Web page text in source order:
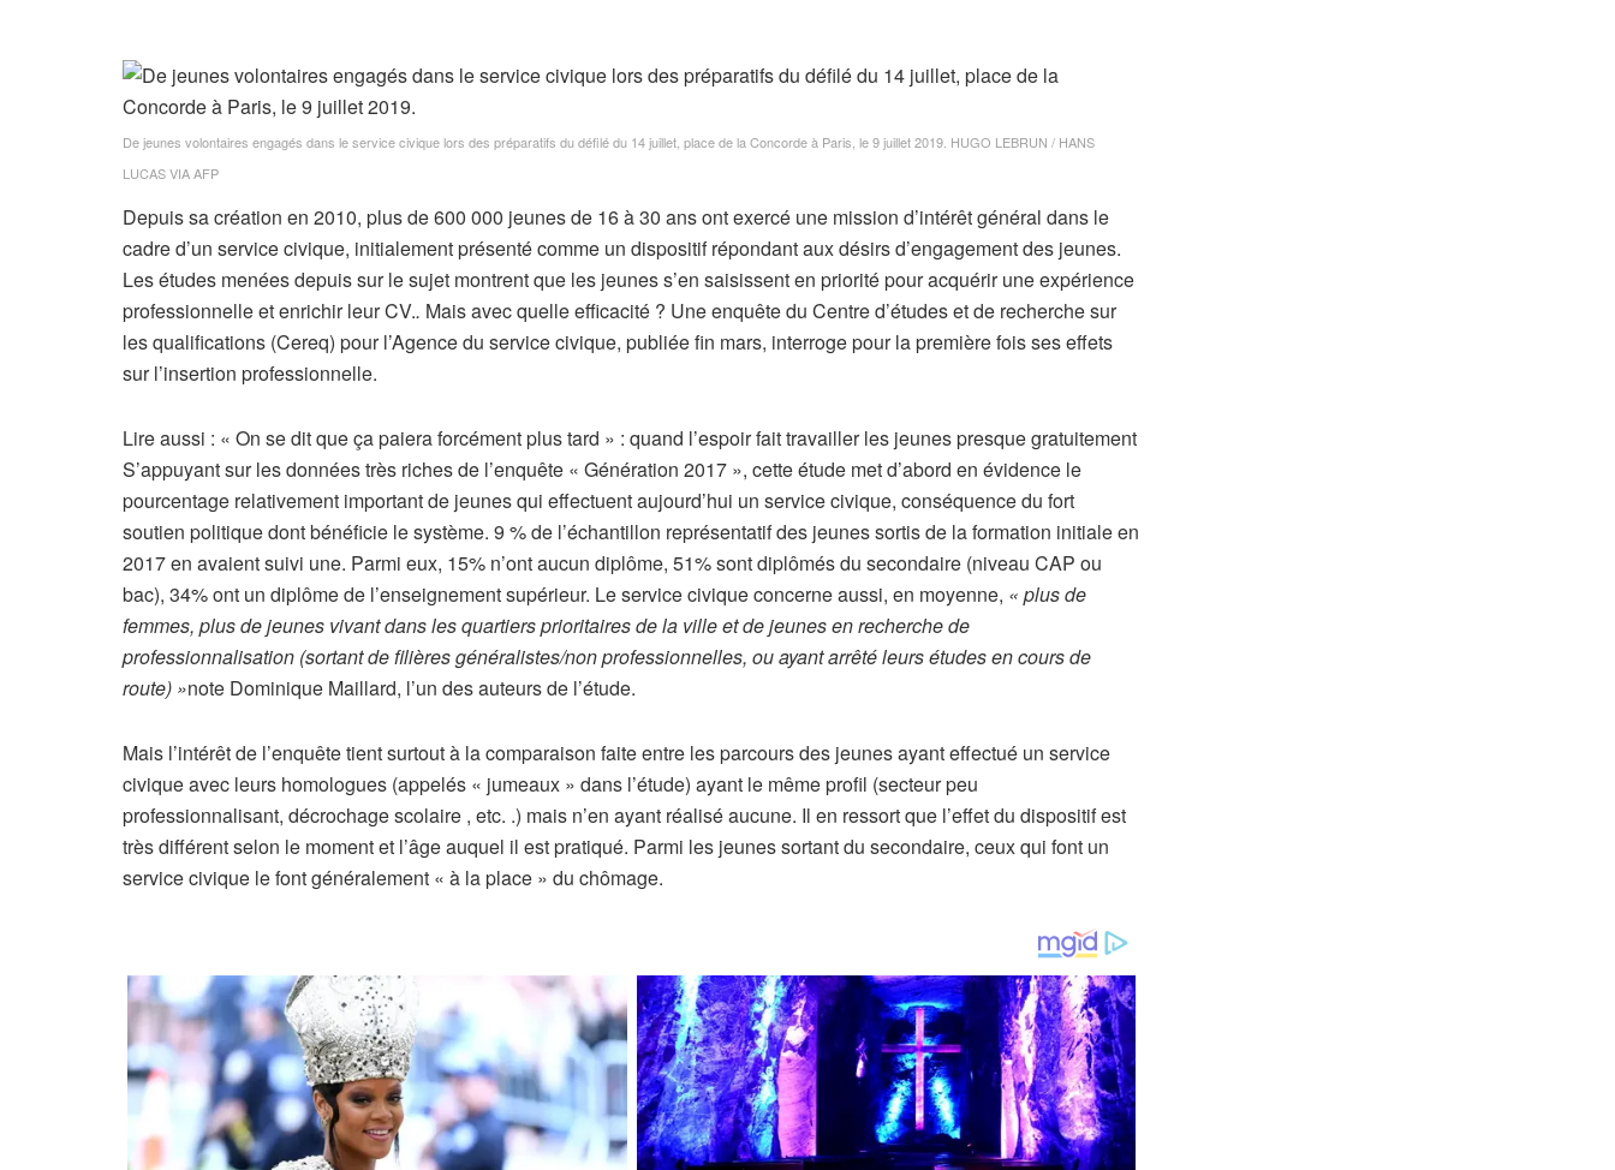
De jeunes volontaires engagés dans le service civique lors des préparatifs du défilé du 14 juillet, place de la Concorde à Paris, le 9 juillet 2019. HUGO LEBRUN / HANS
LUCAS VIA AFP
Depuis sa création en 2010, plus de 600 000 jeunes de 16 à 30 ans ont exercé une mission d’intérêt général dans le
cadre d’un service civique, initialement présenté comme un dispositif répondant aux désirs d’engagement des jeunes.
Les études menées depuis sur le sujet montrent que les jeunes s’en saisissent en priorité pour acquérir une expérience
professionnelle et enrichir leur CV.. Mais avec quelle efficacité ? Une enquête du Centre d’études et de recherche sur
les qualifications (Cereq) pour l’Agence du service civique, publiée fin mars, interroge pour la première fois ses effets
sur l’insertion professionnelle.
Lire aussi : A
r
t
i
c
l
e
r
é
e
r
v
é
à
a
b
o
n
n
é
« On se dit que ça paiera forcément plus tard » : quand l’espoir fait travailler les jeunes presque gratuitement
S’appuyant sur les données très riches de l’enquête « Génération 2017 », cette étude met d’abord en évidence le
pourcentage relativement important de jeunes qui effectuent aujourd’hui un service civique, conséquence du fort
soutien politique dont bénéficie le système. 9 % de l’échantillon représentatif des jeunes sortis de la formation initiale en
2017 en avaient suivi une. Parmi eux, 15% n’ont aucun diplôme, 51% sont diplômés du secondaire (niveau CAP ou
bac), 34% ont un diplôme de l’enseignement supérieur. Le service civique concerne aussi, en moyenne, « plus de
femmes, plus de jeunes vivant dans les quartiers prioritaires de la ville et de jeunes en recherche de
professionnalisation (sortant de filières généralistes/non professionnelles, ou ayant arrêté leurs études en cours de
route) »note Dominique Maillard, l’un des auteurs de l’étude.
Mais l’intérêt de l’enquête tient surtout à la comparaison faite entre les parcours des jeunes ayant effectué un service
civique avec leurs homologues (appelés « jumeaux » dans l’étude) ayant le même profil (secteur peu
professionnalisant, décrochage scolaire , etc. .) mais n’en ayant réalisé aucune. Il en ressort que l’effet du dispositif est
très différent selon le moment et l’âge auquel il est pratiqué. Parmi les jeunes sortant du secondaire, ceux qui font un
service civique le font généralement « à la place » du chômage.